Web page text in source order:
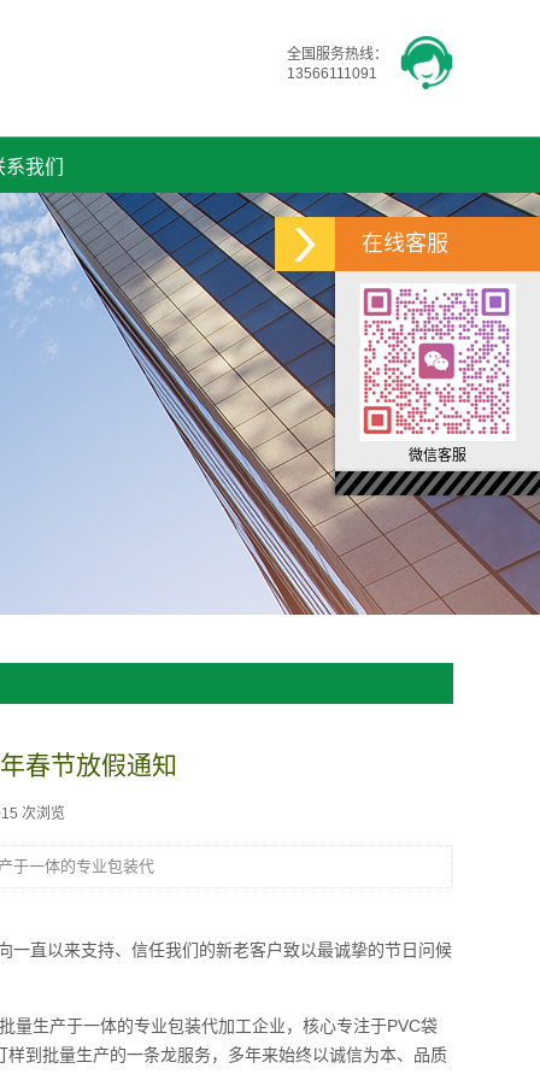
全国服务热线：
13566111091
系我们
在线客服
微信客服
春节放假通知
次浏览
于一体的专业包装代
直以来支持、信任我们的新老客户致以最诚挚的节日问候
量生产于一体的专业包装代加工企业，核心专注于PVC袋
到批量生产的一条龙服务，多年来始终以诚信为本、品质